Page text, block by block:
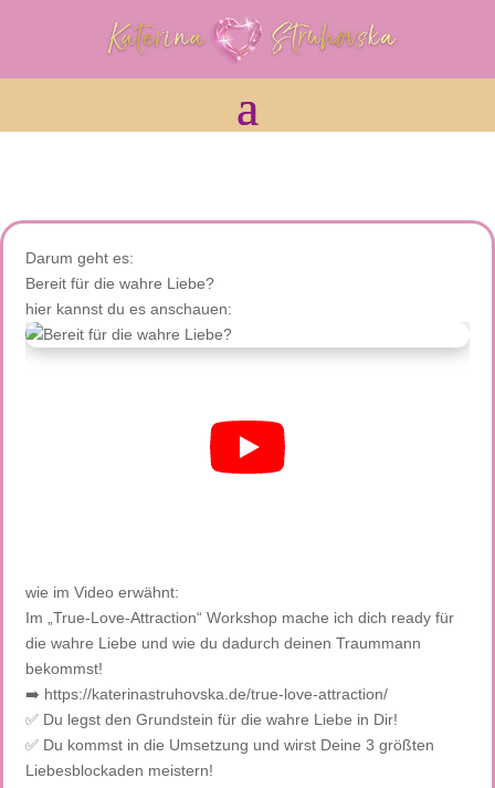
Darum geht es:
Bereit für die wahre Liebe?
hier kannst du es anschauen:
wie im Video erwähnt:
Im „True-Love-Attraction“ Workshop mache ich dich ready für
die wahre Liebe und wie du dadurch deinen Traummann
bekommst!
➡️ https://katerinastruhovska.de/true-love-attraction/
✅ Du legst den Grundstein für die wahre Liebe in Dir!
✅ Du kommst in die Umsetzung und wirst Deine 3 größten
Liebesblockaden meistern!